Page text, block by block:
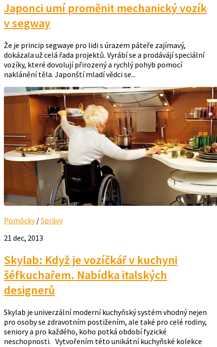
Japonci umí proměnit mechanický vozík
v segway
Že je princip segwaye pro lidi s úrazem páteře zajímavý,
dokázala už celá řada projektů. Vyrábí se a prodávájí speciální
vozíky, které dovolují přirozený a rychlý pohyb pomocí
naklánění těla. Japonští mladí vědci se...
Pomôcky/Správy
21 dec, 2013
Skylab: Když je vozíčkář v kuchyni
šéfkuchařem. Nabídka italských
designerů
Skylab je univerzální moderní kuchyňský systém vhodný nejen
pro osoby se zdravotním postižením, ale také pro celé rodiny,
seniory a pro každého, koho potká období fyzické
neschopnosti. Vytvořením této unikátní kuchyňské kolekce